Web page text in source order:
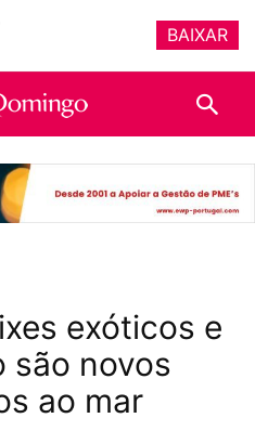
exóticos e
são novos
ao mar
BAIXAR